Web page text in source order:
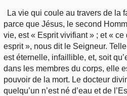
La vie qui coule au travers de la
parce que Jésus, le second
vie, est « Esprit vivifiant » ; et « ce
esprit », nous dit le Seigneur.
est éternelle, infaillible, et, soit
dans les membres du corps, elle
pouvoir de la mort. Le docteur
quelqu’un n’est né d’eau et de